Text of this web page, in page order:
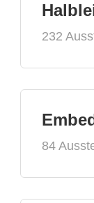
232
84